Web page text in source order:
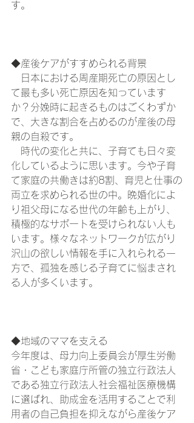
す。
◆産後ケアがすすめられる背景
日本における周産期死亡の原因とし
て最も多い死亡原因を知っています
か？分娩時に起きるものはごくわずか
で、大きな割合を占めるのが産後の母
親の自殺です。
時代の変化と共に、子育ても日々変
化しているように思います。今や子育
て家庭の共働きは約8割、育児と仕事の
両立を求められる世の中。晩婚化によ
り祖父母になる世代の年齢も上がり、
積極的なサポートを受けられない人も
います。様々なネットワークが広がり
沢山の欲しい情報を手に入れられる一
方で、孤独を感じる子育てに悩まされ
る人が多くいます。
◆地域のママを支える
今年度は、母力向上委員会が厚生労働
省・こども家庭庁所管の独立行政法人
である独立行政法人社会福祉医療機構
に選ばれ、助成金を活用することで利
用者の自己負担を抑えながら産後ケア